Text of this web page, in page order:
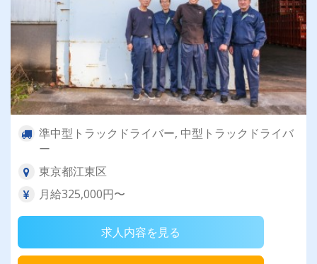
準中型トラックドライバー, 中型トラックドライバ
ー
東京都江東区
月給325,000円〜
求人内容を見る